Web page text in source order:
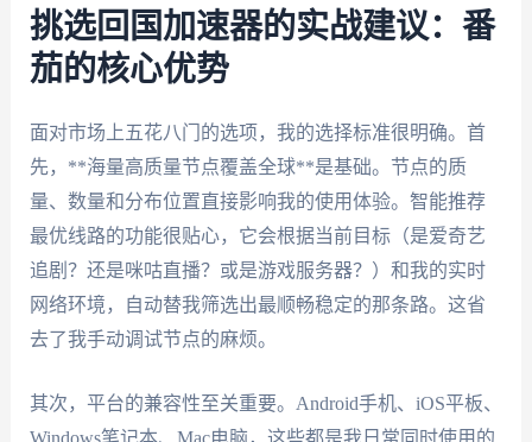
挑选回国加速器的实战建议：番
茄的核心优势
面对市场上五花八门的选项，我的选择标准很明确。首
先，**海量高质量节点覆盖全球**是基础。节点的质
量、数量和分布位置直接影响我的使用体验。智能推荐
最优线路的功能很贴心，它会根据当前目标（是爱奇艺
追剧？还是咪咕直播？或是游戏服务器？）和我的实时
网络环境，自动替我筛选出最顺畅稳定的那条路。这省
去了我手动调试节点的麻烦。
其次，平台的兼容性至关重要。Android手机、iOS平板、